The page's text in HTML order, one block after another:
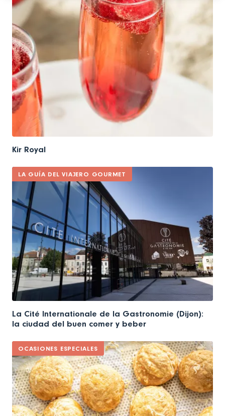
Kir Royal
LA GUÍA DEL VIAJERO GOURMET
La Cité Internationale de la Gastronomie (Dijon):
la ciudad del buen comer y beber
OCASIONES ESPECIALES